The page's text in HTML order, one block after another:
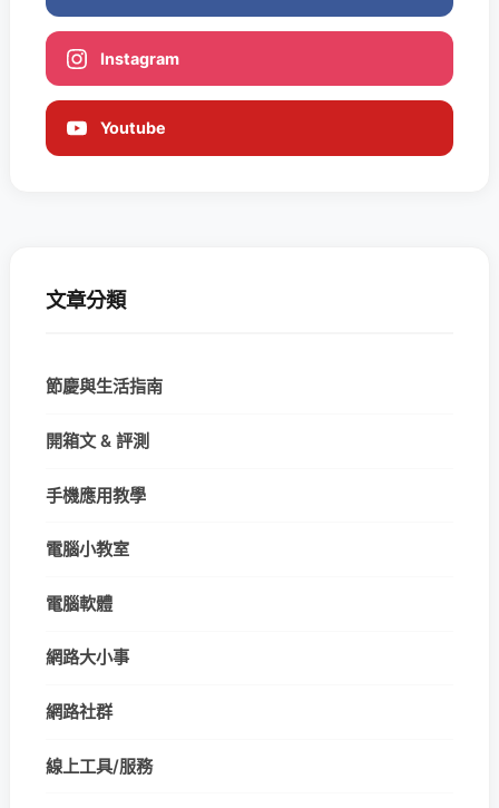
Instagram
Youtube
文章分類
節慶與生活指南
開箱文 & 評測
手機應用教學
電腦小教室
電腦軟體
網路大小事
網路社群
線上工具/服務